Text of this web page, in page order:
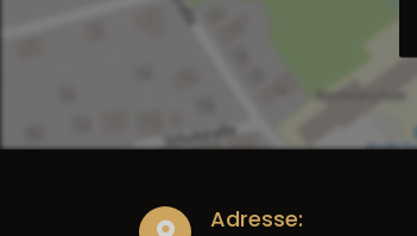
Adresse: